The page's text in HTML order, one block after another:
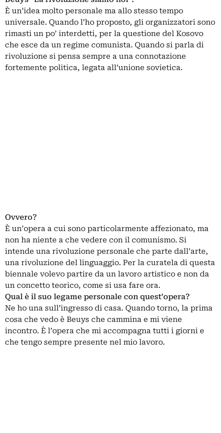
È un’idea molto personale ma allo stesso tempo
universale. Quando l’ho proposto, gli organizzatori sono
rimasti un po’ interdetti, per la questione del Kosovo
che esce da un regime comunista. Quando si parla di
rivoluzione si pensa sempre a una connotazione
fortemente politica, legata all’unione sovietica.
Ovvero?
È un’opera a cui sono particolarmente affezionato, ma
non ha niente a che vedere con il comunismo. Si
intende una rivoluzione personale che parte dall’arte,
una rivoluzione del linguaggio. Per la curatela di questa
biennale volevo partire da un lavoro artistico e non da
un concetto teorico, come si usa fare ora.
Qual è il suo legame personale con quest’opera?
Ne ho una sull’ingresso di casa. Quando torno, la prima
cosa che vedo è Beuys che cammina e mi viene
incontro. È l’opera che mi accompagna tutti i giorni e
che tengo sempre presente nel mio lavoro.